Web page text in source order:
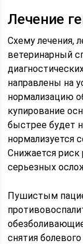
Лечение
Схему лечения,
ветеринарный
направлены на
нормализацию
купирование
быстрее будет
нормализуется
Снижается риск
серьезных
Пушистым
снятия